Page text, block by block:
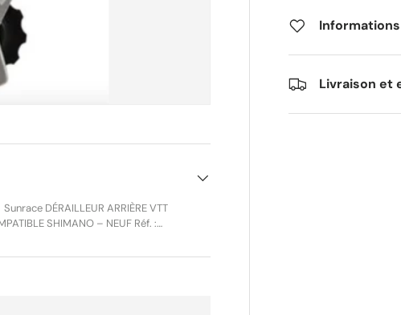
Livraison et
VTT
SHIMANO – NEUF Réf. :
Shimano, neuf en boîte